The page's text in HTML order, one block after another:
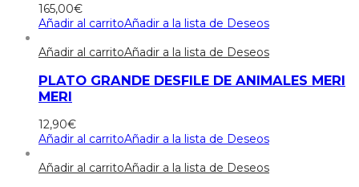
165,00€
Añadir al carritoAñadir a la lista de Deseos
Añadir al carritoAñadir a la lista de Deseos
PLATO GRANDE DESFILE DE ANIMALES MERI
MERI
12,90€
Añadir al carritoAñadir a la lista de Deseos
Añadir al carritoAñadir a la lista de Deseos